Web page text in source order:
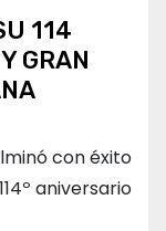
114
GRAN
con éxito
aniversario